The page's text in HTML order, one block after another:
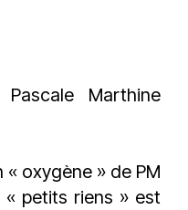
Marthine
oxygène » de PM
« petits riens » est